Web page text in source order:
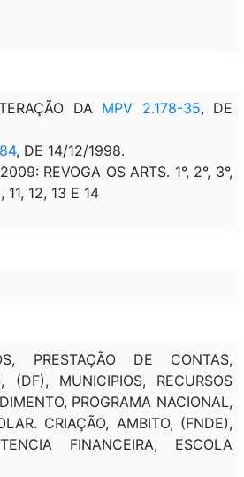
DA MPV 2.178-35, DE
, DE 14/12/1998.
REVOGA OS ARTS. 1°, 2°, 3°,
11, 12, 13 E 14
PRESTAÇÃO DE CONTAS,
(DF), MUNICIPIOS, RECURSOS
PROGRAMA NACIONAL,
CRIAÇÃO, AMBITO, (FNDE),
FINANCEIRA, ESCOLA